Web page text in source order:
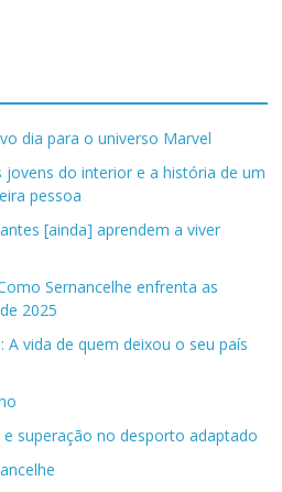
dia para o universo Marvel
jovens do interior e a história de um
pessoa
[ainda] aprendem a viver
Sernancelhe enfrenta as
2025
vida de quem deixou o seu país
superação no desporto adaptado